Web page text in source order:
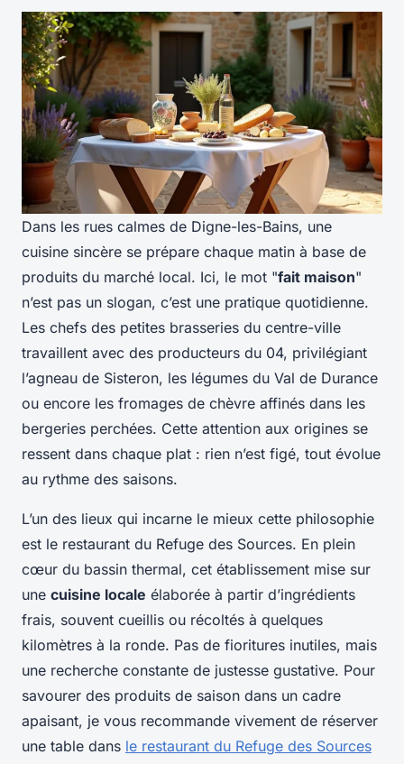
Dans les rues calmes de Digne-les-Bains, une
cuisine sincère se prépare chaque matin à base de
produits du marché local. Ici, le mot "fait maison"
n’est pas un slogan, c’est une pratique quotidienne.
Les chefs des petites brasseries du centre-ville
travaillent avec des producteurs du 04, privilégiant
l’agneau de Sisteron, les légumes du Val de Durance
ou encore les fromages de chèvre affinés dans les
bergeries perchées. Cette attention aux origines se
ressent dans chaque plat : rien n’est figé, tout évolue
au rythme des saisons.
L’un des lieux qui incarne le mieux cette philosophie
est le restaurant du Refuge des Sources. En plein
cœur du bassin thermal, cet établissement mise sur
une cuisine locale élaborée à partir d’ingrédients
frais, souvent cueillis ou récoltés à quelques
kilomètres à la ronde. Pas de fioritures inutiles, mais
une recherche constante de justesse gustative. Pour
savourer des produits de saison dans un cadre
apaisant, je vous recommande vivement de réserver
une table dans le restaurant du Refuge des Sources